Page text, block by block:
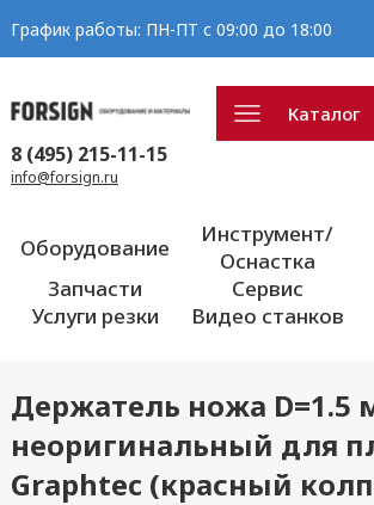
График работы: ПН-ПТ с 09:00 до 18:00
Каталог
8 (495) 215-11-15
info@forsign.ru
Оборудование
Инструмент/
Оснастка
Запчасти
Сервис
Услуги резки
Видео станков
Держатель ножа D=1.5
неоригинальный для
Graphtec (красный